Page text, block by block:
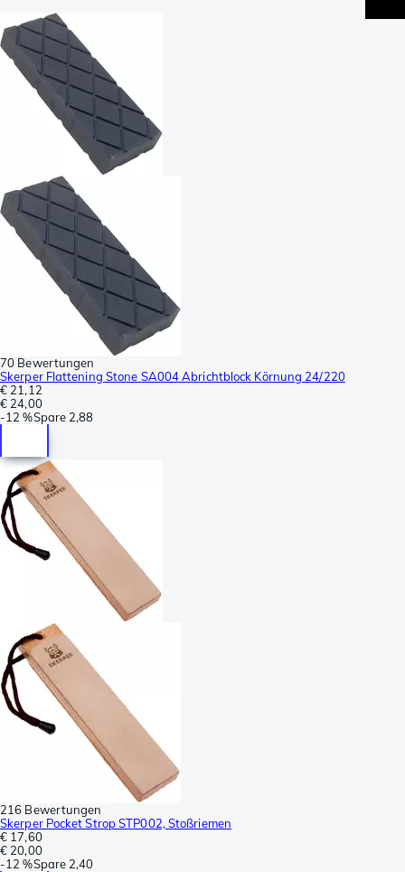
70 Bewertungen
Skerper Flattening Stone SA004 Abrichtblock Körnung 24/220
€ 21,12
€ 24,00
-12 %Spare 2,88
216 Bewertungen
Skerper Pocket Strop STP002, Stoßriemen
€ 17,60
€ 20,00
-12 %Spare 2,40